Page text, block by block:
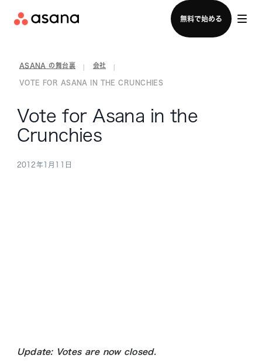
無料で始める
セールスチームに問い合わせる
ASANA の舞台裏 会社
VOTE FOR ASANA IN THE CRUNCHIES
Vote for Asana in the
Crunchies
2012年1月11日
Update: Votes are now closed.